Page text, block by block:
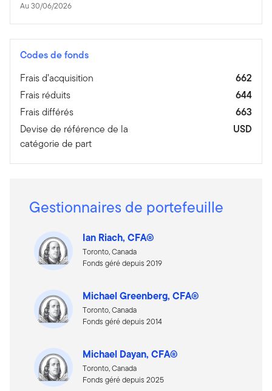
Au 30/06/2026
Codes de fonds
Frais d’acquisition
662
Frais réduits
644
Frais différés
663
Devise de référence de la
catégorie de part
USD
Gestionnaires de portefeuille
Ian Riach, CFA®
Toronto, Canada
Fonds géré depuis 2019
Michael Greenberg, CFA®
Toronto, Canada
Fonds géré depuis 2014
Michael Dayan, CFA®
Toronto, Canada
Fonds géré depuis 2025